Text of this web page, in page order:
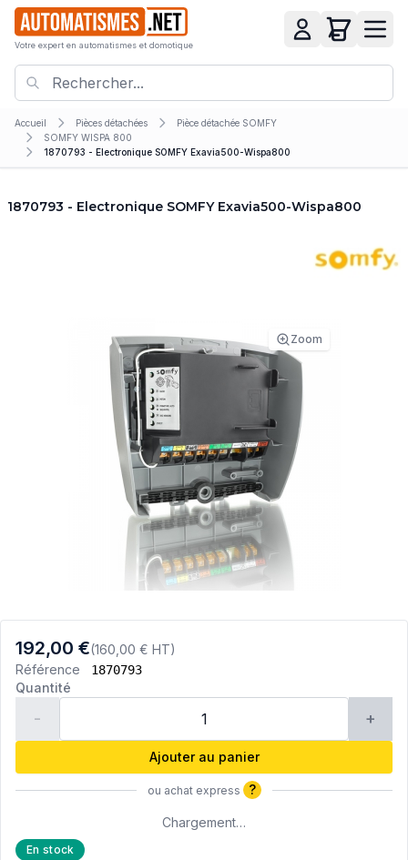
Votre expert en automatismes et domotique
Accueil Pièces détachées
Pièce détachée SOMFY
SOMFY WISPA 800
1870793 - Electronique SOMFY Exavia500-Wispa800
1870793 - Electronique SOMFY Exavia500-Wispa800
Zoom
192,00 €(160,00 € HT)
Référence
1870793
Quantité
- +
Ajouter au panier
ou achat express ?
Chargement…
En stock